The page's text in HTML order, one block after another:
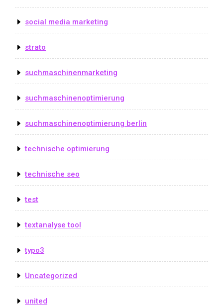
social media marketing
strato
suchmaschinenmarketing
suchmaschinenoptimierung
suchmaschinenoptimierung berlin
technische optimierung
technische seo
test
textanalyse tool
typo3
Uncategorized
united